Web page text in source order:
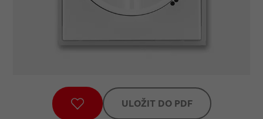
ULOŽIT DO PDF